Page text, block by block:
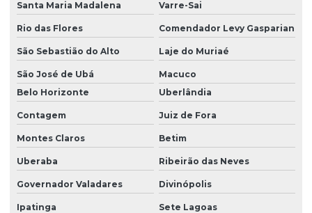
Piso modular para quadra
Piso modular quadra esportiva
Piso modular para quadra poliesportiva
Piso de quadra de madeira
Preço da grama artificial
Preço da grama sintética decorativa
Preço de grama sintética
Santa Maria Madalena Varre-Sai
Rio das Flores Comendador Levy Gasparian
São Sebastião do Alto Laje do Muriaé
São José de Ubá
Macuco
Belo Horizonte
Uberlândia
Contagem Juiz de Fora
Montes Claros Betim
Uberaba Ribeirão das Neves
Governador Valadares Divinópolis
Ipatinga Sete Lagoas